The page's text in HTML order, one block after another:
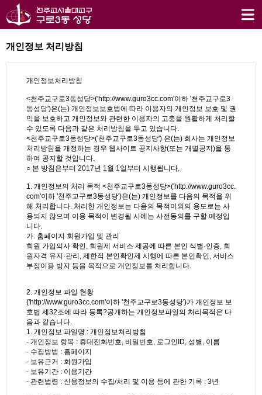
개인정보 처리방침
개인정보처리방침
<천주교구로3동성당>('http://www.guro3cc.com'이하 '천주교구로3
동성당')은(는) 개인정보보호법에 따라 이용자의 개인정보 보호 및 권
익을 보호하고 개인정보와 관련한 이용자의 고충을 원활하게 처리할
수 있도록 다음과 같은 처리방침을 두고 있습니다.
<천주교구로3동성당>('천주교구로3동성당') 은(는) 회사는 개인정보
처리방침을 개정하는 경우 웹사이트 공지사항(또는 개별공지)을 통
하여 공지할 것입니다.
○ 본 방침은부터 2017년 1월 1일부터 시행됩니다.
1. 개인정보의 처리 목적 <천주교구로3동성당>('http://www.guro3cc.
com'이하 '천주교구로3동성당')은(는) 개인정보를 다음의 목적을 위
해 처리합니다. 처리한 개인정보는 다음의 목적이외의 용도로는 사
용되지 않으며 이용 목적이 변경될 시에는 사전동의를 구할 예정입
니다.
가. 홈페이지 회원가입 및 관리
회원 가입의사 확인, 회원제 서비스 제공에 따른 본인 식별·인증, 회
원자격 유지·관리, 제한적 본인확인제 시행에 따른 본인확인, 서비스
부정이용 방지 등을 목적으로 개인정보를 처리합니다.
2. 개인정보 파일 현황
('http://www.guro3cc.com'이하 '천주교구로3동성당')가 개인정보 보
호법 제32조에 따라 등록?공개하는 개인정보파일의 처리목적은 다
음과 같습니다.
1. 개인정보 파일명 : 개인정보처리방침
- 개인정보 항목 : 휴대전화번호, 비밀번호, 로그인ID, 성별, 이름
- 수집방법 : 홈페이지
- 보유근거 : 회원가입
- 보유기간 : 이용기간
- 관련법령 : 신용정보의 수집/처리 및 이용 등에 관한 기록 : 3년